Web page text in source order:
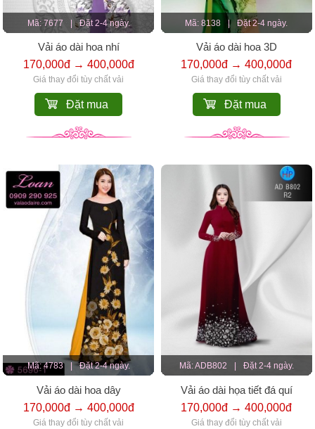
Mã: 7677 | Đặt 2-4 ngày.
Vải áo dài hoa nhí
170,000đ → 400,000đ
Giá thay đổi tùy chất vải
Đặt mua
Mã: 8138 | Đặt 2-4 ngày.
Vải áo dài hoa 3D
170,000đ → 400,000đ
Giá thay đổi tùy chất vải
Đặt mua
Mã: 4783 Đặt 2-4 ngày.
Vải áo dài hoa dây
170,000đ → 400,000đ
Giá thay đổi tùy chất vải
Mã: ADB802 Đặt 2-4 ngày.
Vải áo dài họa tiết đá quí
170,000đ → 400,000đ
Giá thay đổi tùy chất vải